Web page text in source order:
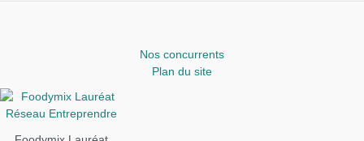
Nos concurrents
Plan du site